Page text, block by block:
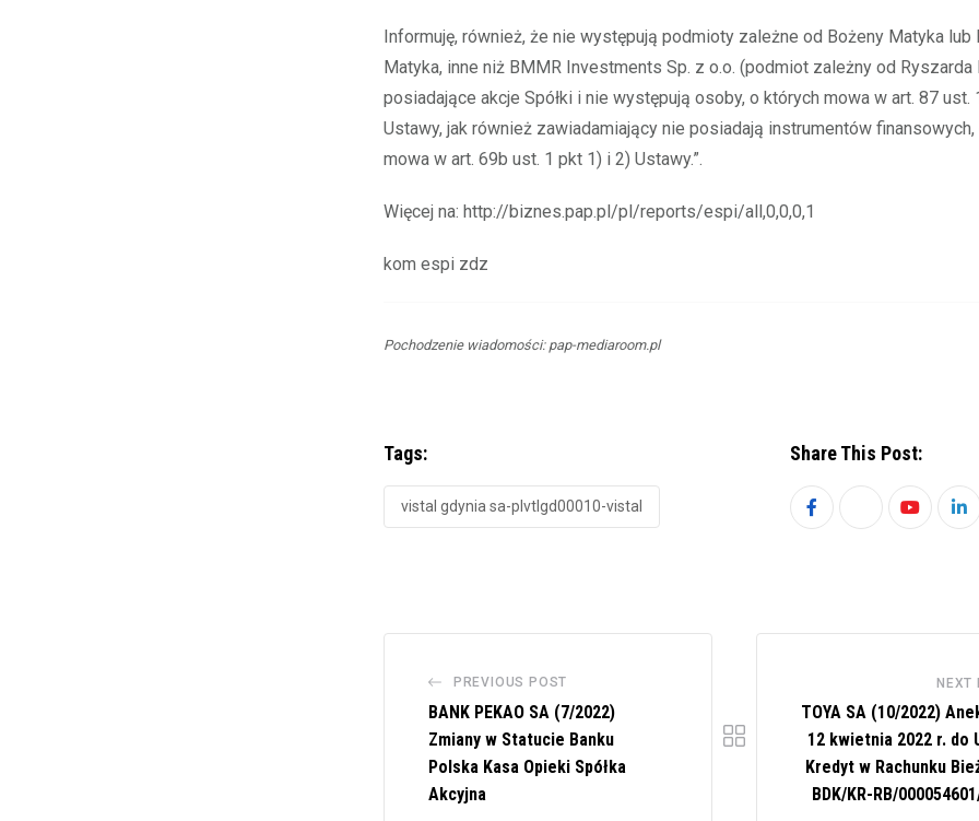
Informuję, również, że nie występują podmioty zależne od Bożeny Matyka lub
Matyka, inne niż BMMR Investments Sp. z o.o. (podmiot zależny od Ryszarda
posiadające akcje Spółki i nie występują osoby, o których mowa w art. 87 ust.
Ustawy, jak również zawiadamiający nie posiadają instrumentów finansowych,
mowa w art. 69b ust. 1 pkt 1) i 2) Ustawy.”.
Więcej na: http://biznes.pap.pl/pl/reports/espi/all,0,0,0,1
kom espi zdz
Pochodzenie wiadomości: pap-mediaroom.pl
Tags:
vistal gdynia sa-plvtlgd00010-vistal
Share This Post:
Youtube
PREVIOUS POST
BANK PEKAO SA (7/2022)
Zmiany w Statucie Banku
Polska Kasa Opieki Spółka
Akcyjna
NEXT
TOYA SA (10/2022)
12 kwietnia 2022 r. do
Kredyt w Rachunku
BDK/KR-RB/